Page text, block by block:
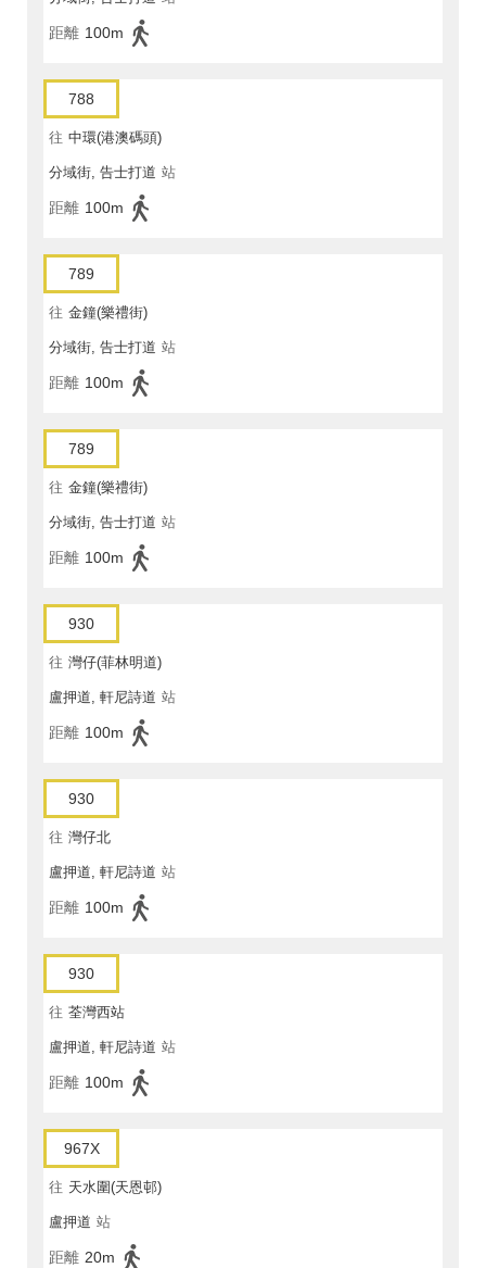
距離 100m
788
往 中環(港澳碼頭)
分域街, 告士打道 站
距離 100m
789
往 金鐘(樂禮街)
分域街, 告士打道 站
距離 100m
789
往 金鐘(樂禮街)
分域街, 告士打道 站
距離 100m
930
往 灣仔(菲林明道)
盧押道, 軒尼詩道 站
距離 100m
930
往 灣仔北
盧押道, 軒尼詩道 站
距離 100m
930
往 荃灣西站
盧押道, 軒尼詩道 站
距離 100m
967X
往 天水圍(天恩邨)
盧押道 站
距離 20m